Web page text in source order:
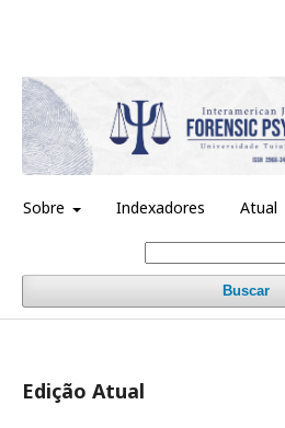
Sobre Indexadores Atual
Buscar
Edição Atual